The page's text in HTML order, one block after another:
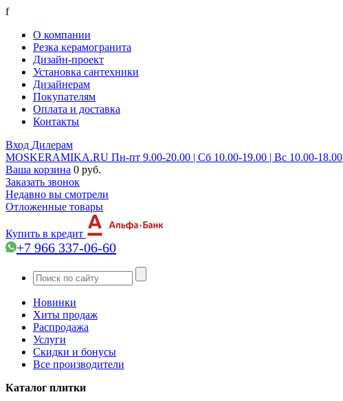
f
О компании
Резка керамогранита
Дизайн-проект
Установка сантехники
Дизайнерам
Покупателям
Оплата и доставка
Контакты
Вход Дилерам
MOSKERAMIKA.RU Пн-пт 9.00-20.00 | Сб 10.00-19.00 | Вс 10.00-18.00
Ваша корзина 0 руб.
Заказать звонок
Недавно вы смотрели
Отложенные товары
Купить в кредит
+7 966 337-06-60
Новинки
Хиты продаж
Распродажа
Услуги
Скидки и бонусы
Все производители
Каталог плитки